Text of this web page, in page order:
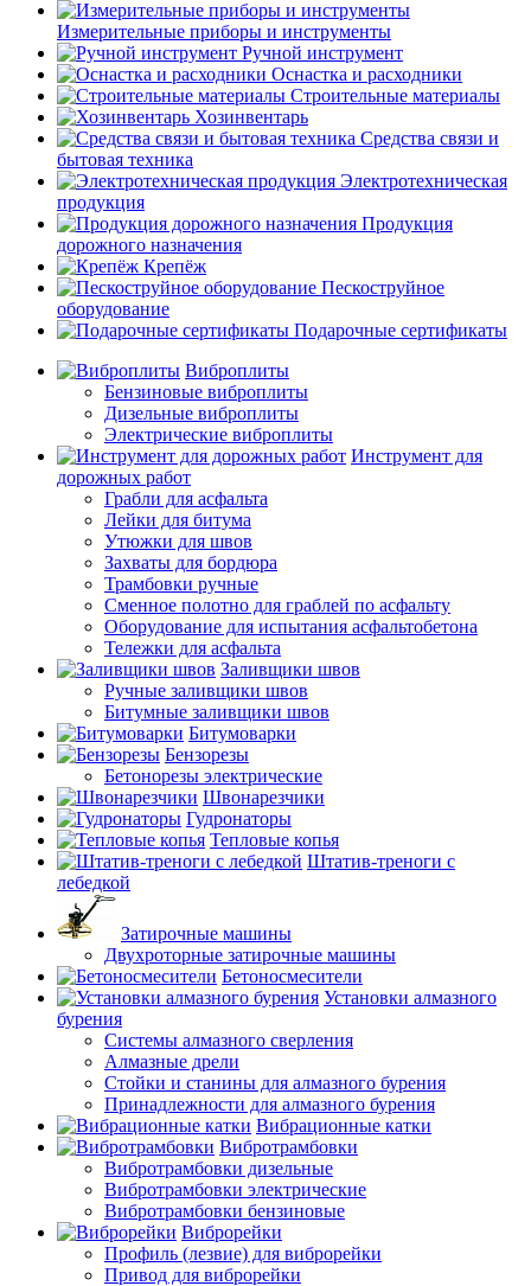
Измерительные приборы и инструменты
Ручной инструмент
Оснастка и расходники
Строительные материалы
Хозинвентарь
Средства связи и
бытовая техника
Электротехническая
продукция
Продукция
дорожного назначения
Крепёж
Пескоструйное
оборудование
Подарочные сертификаты
Виброплиты
Бензиновые виброплиты
Дизельные виброплиты
Электрические виброплиты
Инструмент для
дорожных работ
Грабли для асфальта
Лейки для битума
Утюжки для швов
Захваты для бордюра
Трамбовки ручные
Сменное полотно для граблей по асфальту
Оборудование для испытания асфальтобетона
Тележки для асфальта
Заливщики швов
Ручные заливщики швов
Битумные заливщики швов
Битумоварки
Бензорезы
Бетонорезы электрические
Швонарезчики
Гудронаторы
Тепловые копья
Штатив-треноги с
лебедкой
Затирочные машины
Двухроторные затирочные машины
Бетоносмесители
Установки алмазного
бурения
Системы алмазного сверления
Алмазные дрели
Стойки и станины для алмазного бурения
Принадлежности для алмазного бурения
Вибрационные катки
Вибротрамбовки
Вибротрамбовки дизельные
Вибротрамбовки электрические
Вибротрамбовки бензиновые
Виброрейки
Профиль (лезвие) для виброрейки
Привод для виброрейки